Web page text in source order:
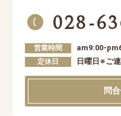
028-
営業時間 am9:00-
定休日 日曜日※ご
問